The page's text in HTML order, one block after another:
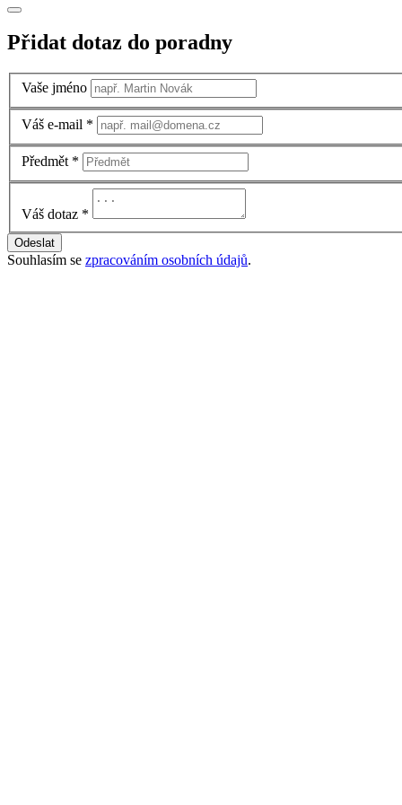
Přidat dotaz do poradny
Vaše jméno
Váš e-mail *
Předmět *
Váš dotaz *
Odeslat
Souhlasím se zpracováním osobních údajů.